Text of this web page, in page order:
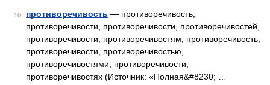
10 противоречивость — противоречивость,
противоречивости, противоречивости, противоречивостей,
противоречивости, противоречивостям, противоречивость,
противоречивости, противоречивостью,
противоречивостями, противоречивости,
противоречивостях (Источник: «Полная&#8230; …